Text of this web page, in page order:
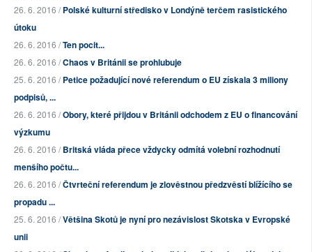
26. 6. 2016 /Polské kulturní středisko v Londýně terčem rasistického
útoku
26. 6. 2016 /Ten pocit...
26. 6. 2016 /Chaos v Británii se prohlubuje
25. 6. 2016 /Petice požadující nové referendum o EU získala 3 miliony
podpisů, ...
26. 6. 2016 /Obory, které přijdou v Británii odchodem z EU o financování
výzkumu
26. 6. 2016 /Britská vláda přece vždycky odmítá volební rozhodnutí
menšího počtu...
26. 6. 2016 /Čtvrteční referendum je zlověstnou předzvěstí blížícího se
propadu ...
25. 6. 2016 /Většina Skotů je nyní pro nezávislost Skotska v Evropské
unii